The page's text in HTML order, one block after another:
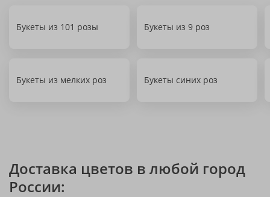
Букеты из 101 розы Букеты из 9 роз
Букеты из мелких роз Букеты синих роз
Доставка цветов в любой город
России: